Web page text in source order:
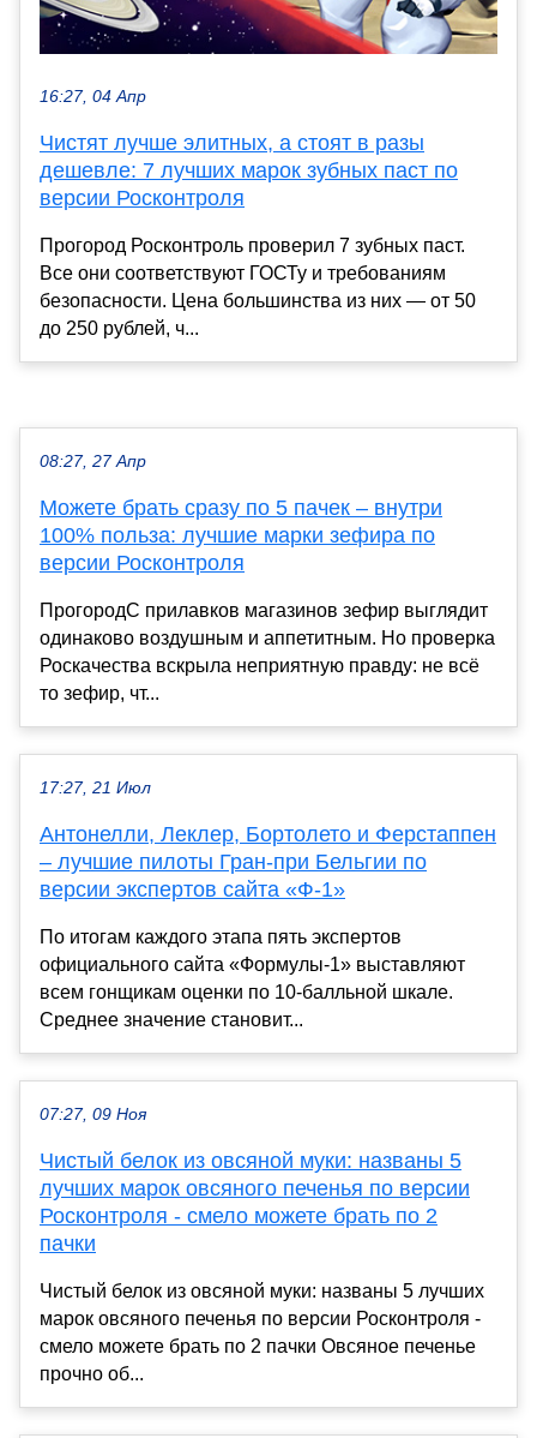
16:27, 04 Апр
Чистят лучше элитных, а стоят в разы
дешевле: 7 лучших марок зубных паст по
версии Росконтроля
Прогород Росконтроль проверил 7 зубных паст.
Все они соответствуют ГОСТу и требованиям
безопасности. Цена большинства из них — от 50
до 250 рублей, ч...
08:27, 27 Апр
Можете брать сразу по 5 пачек – внутри
100% польза: лучшие марки зефира по
версии Росконтроля
ПрогородС прилавков магазинов зефир выглядит
одинаково воздушным и аппетитным. Но проверка
Роскачества вскрыла неприятную правду: не всё
то зефир, чт...
17:27, 21 Июл
Антонелли, Леклер, Бортолето и Ферстаппен
– лучшие пилоты Гран-при Бельгии по
версии экспертов сайта «Ф-1»
По итогам каждого этапа пять экспертов
официального сайта «Формулы-1» выставляют
всем гонщикам оценки по 10-балльной шкале.
Среднее значение становит...
07:27, 09 Ноя
Чистый белок из овсяной муки: названы 5
лучших марок овсяного печенья по версии
Росконтроля - смело можете брать по 2
пачки
Чистый белок из овсяной муки: названы 5 лучших
марок овсяного печенья по версии Росконтроля -
смело можете брать по 2 пачки Овсяное печенье
прочно об...